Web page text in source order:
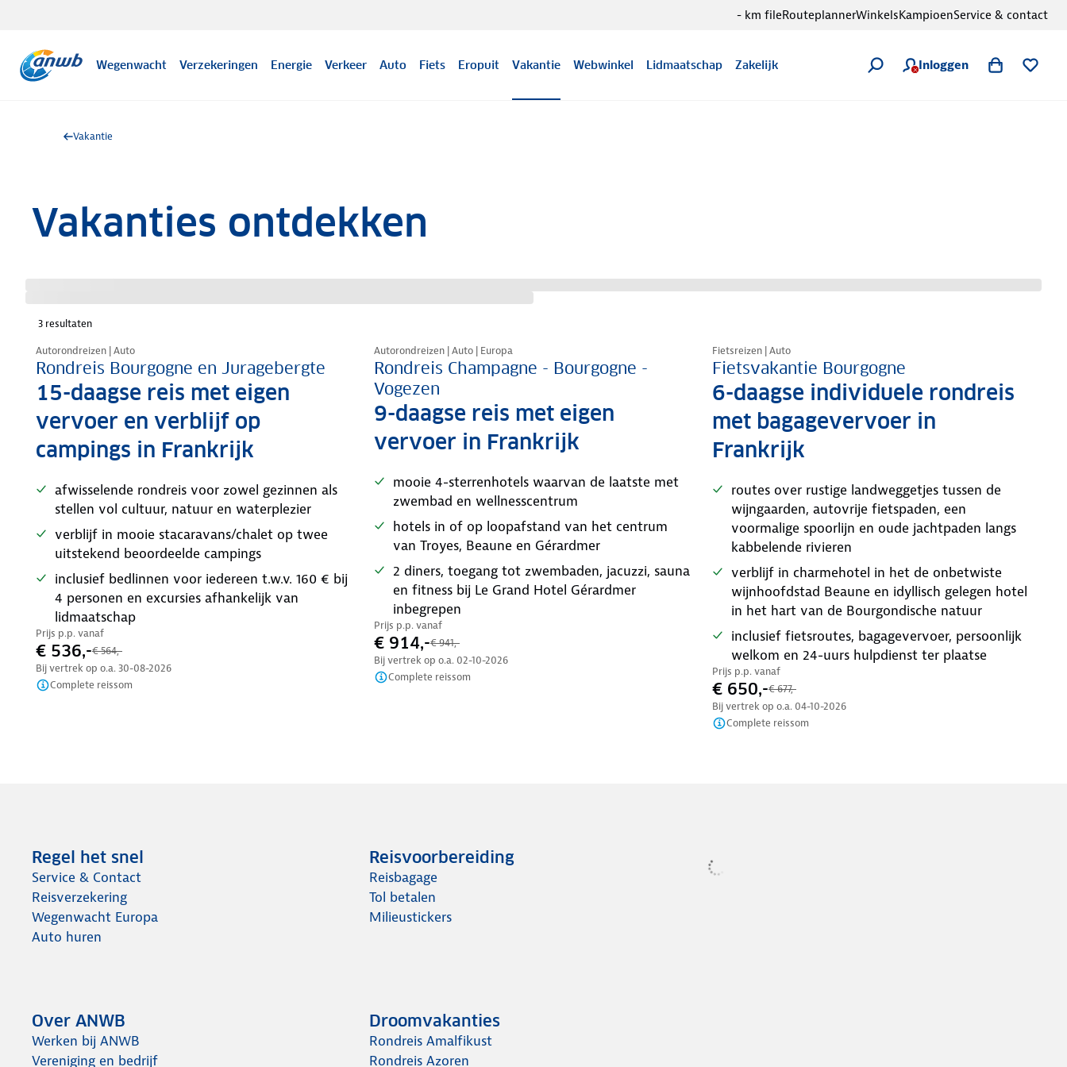
Wegenwacht Verzekeringen Energie Verkeer Auto Fiets Eropuit Vakantie Webwinkel Lidmaatschap Zakelijk Inloggen
- km fileRouteplannerWinkelsKampioenService & contact
Vakantie
Vakanties ontdekken
3 resultaten
Nazomer korting
Autorondreizen | Auto
Rondreis Bourgogne en Juragebergte
15-daagse reis met eigen
vervoer en verblijf op
campings in Frankrijk
afwisselende rondreis voor zowel gezinnen als
stellen vol cultuur, natuur en waterplezier
verblijf in mooie stacaravans/chalet op twee
uitstekend beoordeelde campings
inclusief bedlinnen voor iedereen t.w.v. 160 € bij
4 personen en excursies afhankelijk van
lidmaatschap
Prijs p.p. vanaf
€ 536,-€ 564,-
Bij vertrek op o.a. 30-08-2026
Complete reissom
Autorondreizen | Auto | Europa
Rondreis Champagne - Bourgogne -
Vogezen
9-daagse reis met eigen
vervoer in Frankrijk
mooie 4-sterrenhotels waarvan de laatste met
zwembad en wellnesscentrum
hotels in of op loopafstand van het centrum
van Troyes, Beaune en Gérardmer
2 diners, toegang tot zwembaden, jacuzzi, sauna
en fitness bij Le Grand Hotel Gérardmer
inbegrepen
Prijs p.p. vanaf
€ 914,-€ 941,-
Bij vertrek op o.a. 02-10-2026
Complete reissom
Fietsreizen | Auto
Fietsvakantie Bourgogne
6-daagse individuele rondreis
met bagagevervoer in
Frankrijk
routes over rustige landweggetjes tussen de
wijngaarden, autovrije fietspaden, een
voormalige spoorlijn en oude jachtpaden langs
kabbelende rivieren
verblijf in charmehotel in het de onbetwiste
wijnhoofdstad Beaune en idyllisch gelegen hotel
in het hart van de Bourgondische natuur
inclusief fietsroutes, bagagevervoer, persoonlijk
welkom en 24-uurs hulpdienst ter plaatse
Prijs p.p. vanaf
€ 650,-€ 677,-
Bij vertrek op o.a. 04-10-2026
Complete reissom
Regel het snel
Service & Contact
Reisverzekering
Wegenwacht Europa
Auto huren
Reisvoorbereiding
Reisbagage
Tol betalen
Milieustickers
Over ANWB
Werken bij ANWB
Vereniging en bedrijf
Droomvakanties
Rondreis Amalfikust
Rondreis Azoren